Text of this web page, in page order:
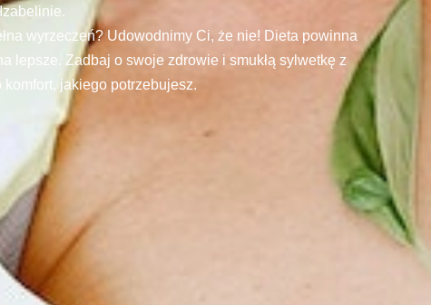
wyrzeczeń? Udowodnimy Ci, że nie! Dieta powinna
lepsze. Zadbaj o swoje zdrowie i smukłą sylwetkę z
jakiego potrzebujesz.